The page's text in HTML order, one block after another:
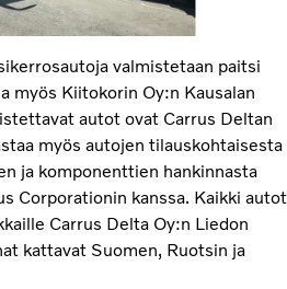
valmistetaan paitsi
myös Kiitokorin Oy:n Kausalan
autot ovat Carrus Deltan
myös autojen tilauskohtaisesta
ja komponenttien hankinnasta
Corporationin kanssa. Kaikki autot
Carrus Delta Oy:n Liedon
kattavat Suomen, Ruotsin ja